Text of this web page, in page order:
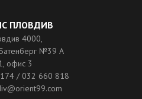
ПЛОВДИВ
4000,
№39 A
офис 3
/ 032 660 818